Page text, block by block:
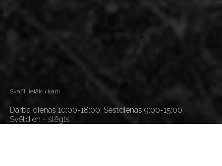
Skatīt lielāku karti
Darba dienās 10:00-18:00, Sestdienās 9:00-15:00,
Svētdien - slēgts